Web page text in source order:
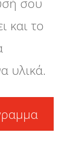
και το
υλικά.